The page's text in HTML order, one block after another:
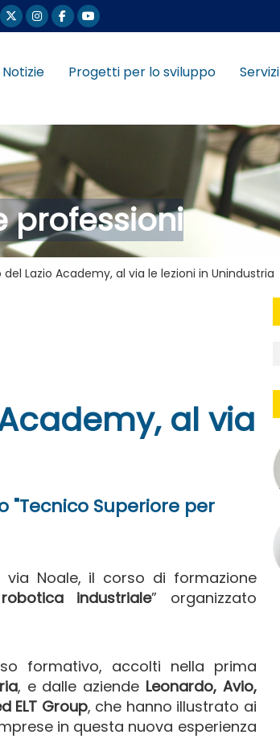
Notizie Progetti per lo sviluppo Servizi
professioni
Lazio Academy, al via le lezioni in Unindustria
al via
Superiore per
Noale, il corso di formazione
industriale” organizzato
formativo, accolti nella prima
, e dalle aziende Leonardo, Avio,
ELT Group, che hanno illustrato ai
in questa nuova esperienza